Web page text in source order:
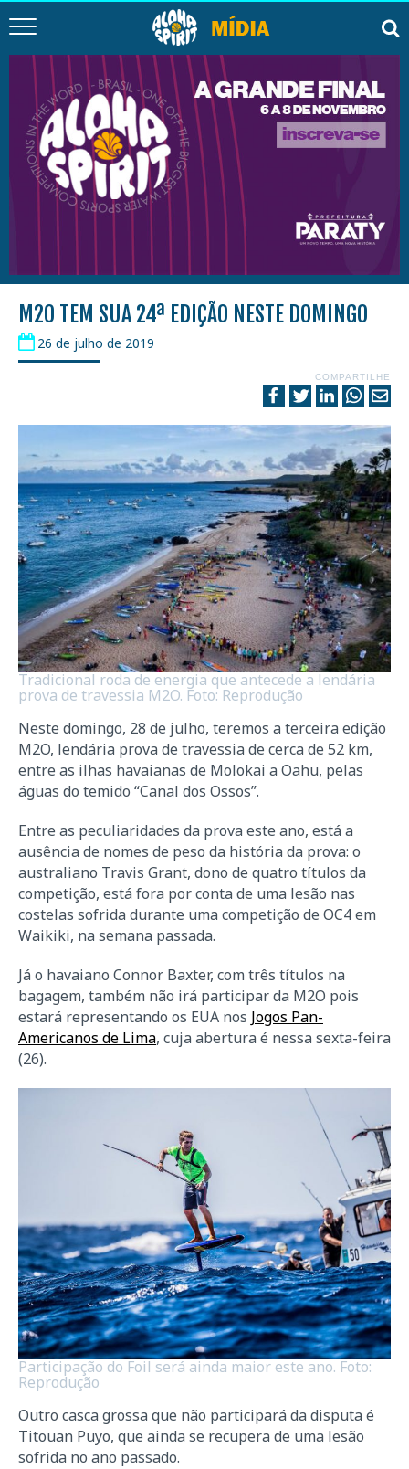
M2O TEM SUA 24ª EDIÇÃO NESTE DOMINGO
26 de julho de 2019
COMPARTILHE
Tradicional roda de energia que antecede a lendária
prova de travessia M2O. Foto: Reprodução
Neste domingo, 28 de julho, teremos a terceira edição
M2O, lendária prova de travessia de cerca de 52 km,
entre as ilhas havaianas de Molokai a Oahu, pelas
águas do temido “Canal dos Ossos”.
Entre as peculiaridades da prova este ano, está a
ausência de nomes de peso da história da prova: o
australiano Travis Grant, dono de quatro títulos da
competição, está fora por conta de uma lesão nas
costelas sofrida durante uma competição de OC4 em
Waikiki, na semana passada.
Já o havaiano Connor Baxter, com três títulos na
bagagem, também não irá participar da M2O pois
estará representando os EUA nos Jogos Pan-
Americanos de Lima, cuja abertura é nessa sexta-feira
(26).
Participação do Foil será ainda maior este ano. Foto:
Reprodução
Outro casca grossa que não participará da disputa é
Titouan Puyo, que ainda se recupera de uma lesão
sofrida no ano passado.